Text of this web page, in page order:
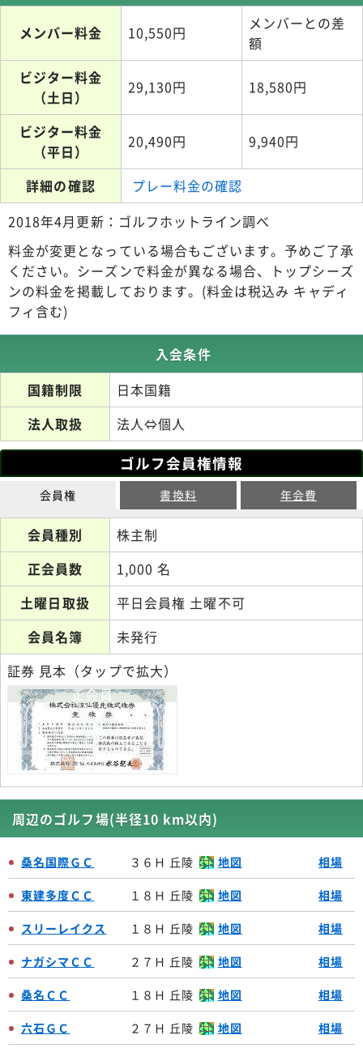
メンバー料金 10,550円
メンバーとの差
額
ビジター料金
（土日）
29,130円 18,580円
ビジター料金
（平日）
20,490円 9,940円
詳細の確認
プレー料金の確認
2018年4月更新：ゴルフホットライン調べ
料金が変更となっている場合もございます。予めご了承
ください。シーズンで料金が異なる場合、トップシーズ
ンの料金を掲載しております。(料金は税込み キャディ
フィ含む)
入会条件
国籍制限
日本国籍
法人取扱
法人⇔個人
ゴルフ会員権情報
会員権 書換料 年会費
会員種別
株主制
正会員数
1,000 名
土曜日取扱
平日会員権 土曜不可
会員名簿
未発行
証券 見本（タップで拡大）
正会員
周辺のゴルフ場(半径10 km以内)
桑名国際ＧＣ ３６Ｈ 丘陵 地図 相場
東建多度ＣＣ １８Ｈ 丘陵 地図 相場
スリーレイクス １８Ｈ 丘陵 地図 相場
ナガシマＣＣ ２７Ｈ 丘陵 地図 相場
桑名ＣＣ １８Ｈ 丘陵 地図 相場
六石ＧＣ ２７Ｈ 丘陵 地図 相場